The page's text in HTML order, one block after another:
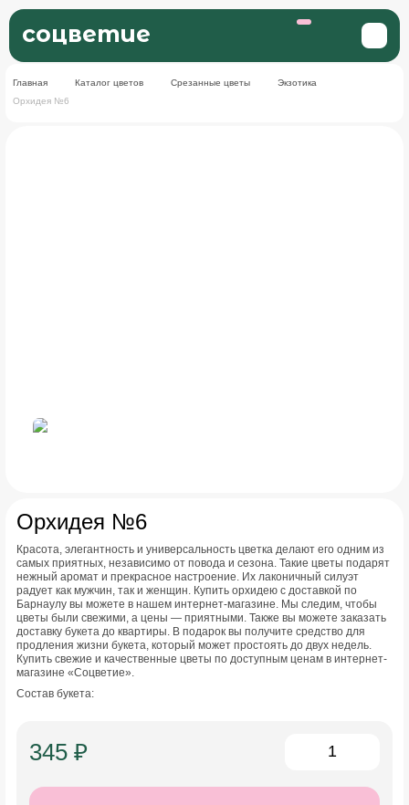
соцветие
Главная Каталог цветов Срезанные цветы
Экзотика
Орхидея №6
Орхидея №6
Красота, элегантность и универсальность цветка делают его одним из
самых приятных, независимо от повода и сезона. Такие цветы подарят
нежный аромат и прекрасное настроение. Их лаконичный силуэт
радует как мужчин, так и женщин. Купить орхидею с доставкой по
Барнаулу вы можете в нашем интернет-магазине. Мы следим, чтобы
цветы были свежими, а цены — приятными. Также вы можете заказать
доставку букета до квартиры. В подарок вы получите средство для
продления жизни букета, который может простоять до двух недель.
Купить свежие и качественные цветы по доступным ценам в интернет-
магазине «Соцветие».
Состав букета:
345 ₽